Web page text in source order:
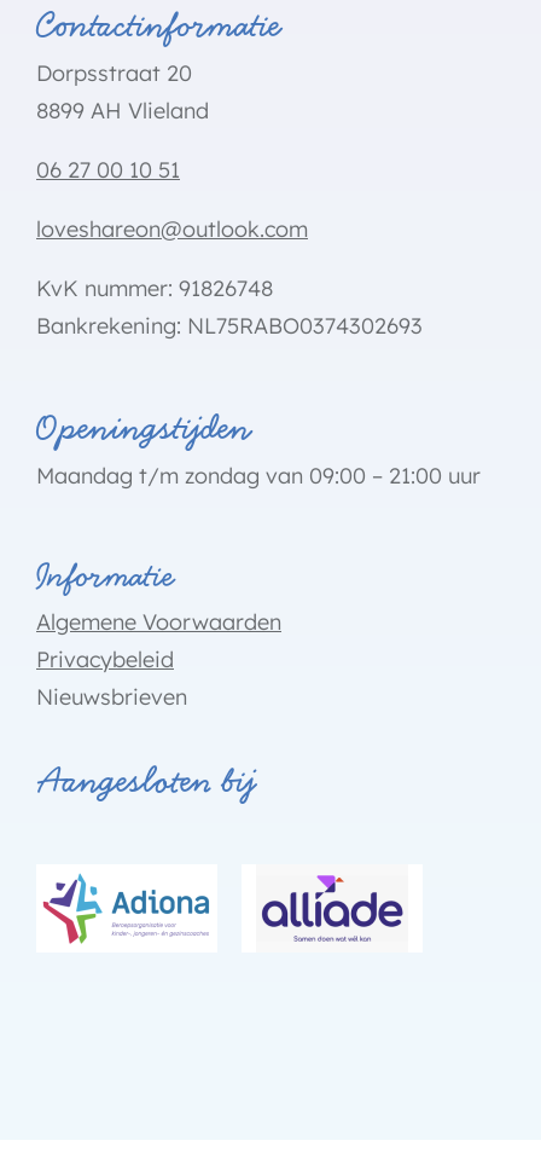
Contactinformatie
Dorpsstraat 20
8899 AH Vlieland
06 27 00 10 51
loveshareon@outlook.com
KvK nummer: 91826748
Bankrekening: NL75RABO0374302693
Openingstijden
Maandag t/m zondag van 09:00 – 21:00 uur
Informatie
Algemene Voorwaarden
Privacybeleid
Nieuwsbrieven
Aangesloten bij